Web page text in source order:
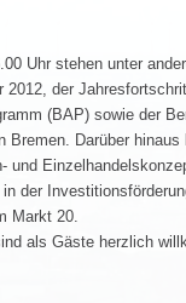
Uhr stehen unter
der
(BAP) sowie der
Darüber
und
in der
Markt 20.
als Gäste herzlich